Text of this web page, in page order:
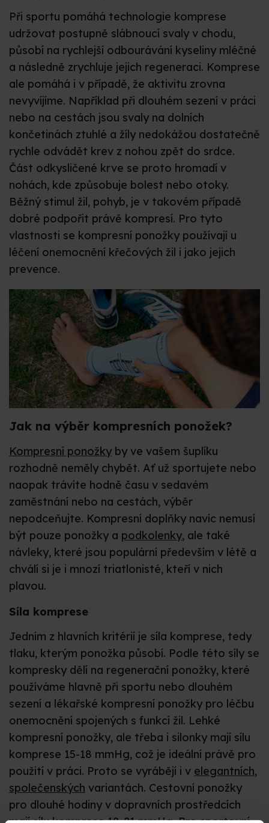
Při sportu pomáhá technologie komprese
udržovat postupně slábnoucí svaly v chodu,
působí na rychlejší odbourávání kyseliny mléčné
a následně zrychluje jejich regeneraci. Komprese
ale pomáhá i v případě, že aktivitu zrovna
nevyvíjíme. Například při dlouhém sezení v práci
nebo na cestách jsou svaly na dolních
končetinách ztuhlé a žíly nedokážou dostatečně
rychle odvádět krev z nohou zpět do srdce.
Část odkysličené krve se proto hromadí v
nohách, kde způsobuje bolest nebo otoky.
Běžný stimul žil, pohyb, je v takovém případě
dobré podpořit právě kompresí. Pro tyto
vlastnosti se kompresní ponožky používají u
léčení onemocnění křečových žil i jako jejich
prevence.
Jak na výběr kompresních ponožek?
Kompresní ponožky by ve vašem šuplíku
rozhodně neměly chybět. Ať už sportujete nebo
naopak trávíte hodně času v sedavém
zaměstnání nebo na cestách, výběr
nepodceňujte. Kompresní doplňky navíc nemusí
být pouze ponožky a podkolenky, ale také
návleky, které jsou populární především v létě a
chválí si je i mnozí triatlonisté, kteří v nich
plavou.
Síla komprese
Jedním z hlavních kritérií je síla komprese, tedy
tlaku, kterým ponožka působí. Podle této síly se
kompresky dělí na regenerační ponožky, které
používáme hlavně při sportu nebo dlouhém
sezení a lékařské kompresní ponožky pro léčbu
onemocnění spojených s funkcí žil. Lehké
kompresní ponožky, ale třeba i silonky mají sílu
komprese 15-18 mmHg, což je ideální právě pro
použití v práci. Proto se vyrábějí i v elegantních,
společenských variantách. Cestovní ponožky
pro dlouhé hodiny v dopravních prostředcích